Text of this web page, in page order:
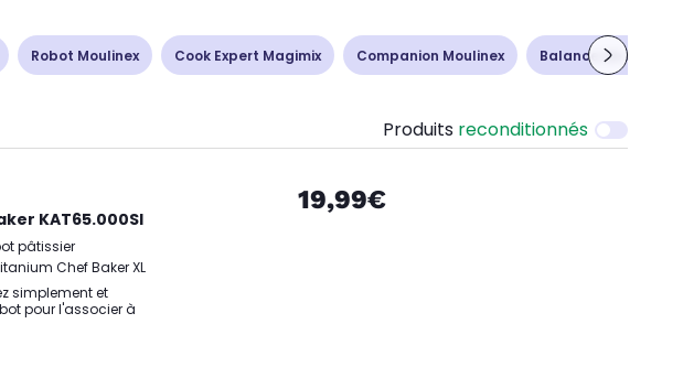
Robot Moulinex Cook Expert Magimix Companion Moulinex Balance de cuisine
Produits reconditionnés
KAT65.000SI
pâtissier
Chef Baker XL
simplement et
pour l'associer à
19,99€